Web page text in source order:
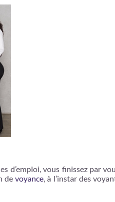
d’emploi, vous finissez par
devoyance, à l’instar des